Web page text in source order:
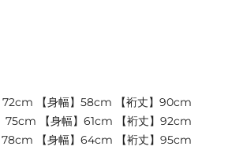
72cm 【身幅】58cm 【裄丈】90cm
75cm 【身幅】61cm 【裄丈】92cm
78cm 【身幅】64cm 【裄丈】95cm